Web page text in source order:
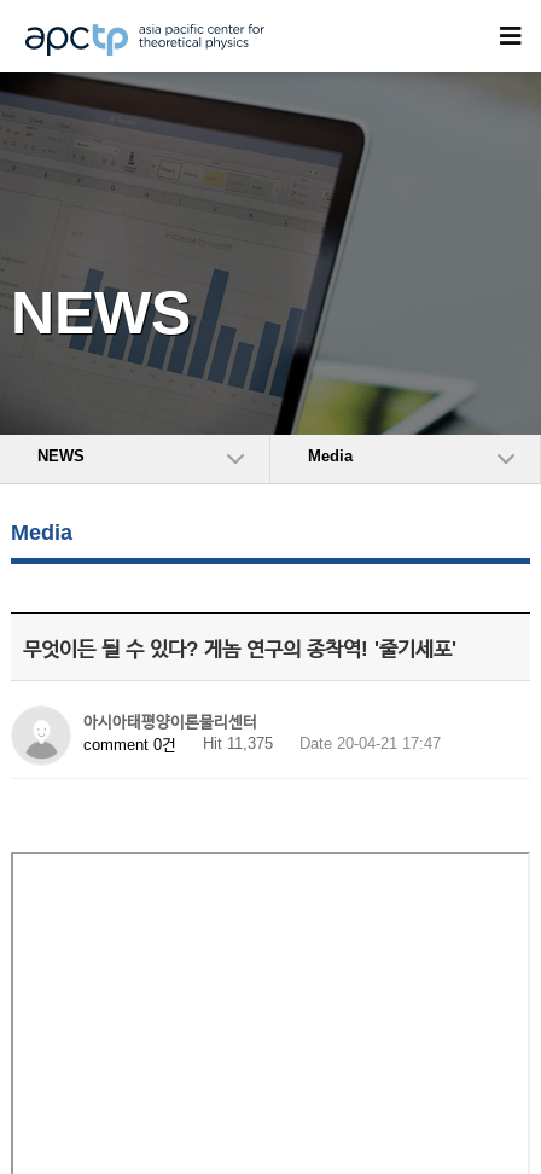
NEWS
NEWS Media
Media
무엇이든 될 수 있다? 게놈 연구의 종착역! '줄기세포'
아시아태평양이론물리센터
comment 0건
Hit 11,375 Date 20-04-21 17:47